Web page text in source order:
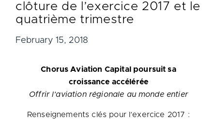
clôture de l’exercice 2017 et le
quatrième trimestre
February 15, 2018
Chorus Aviation Capital poursuit sa
croissance accélérée
Offrir l’aviation régionale au monde entier
Renseignements clés pour l’exercice 2017 :